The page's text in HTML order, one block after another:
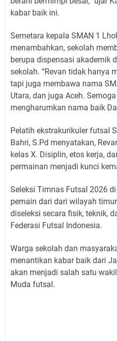
kabar baik ini.
Semetara kepala SMAN 1
menambahkan, sekolah
berupa dispensasi akademik
sekolah. “Revan tidak hanya
tapi juga membawa nama
Utara, dan juga Aceh.
mengharumkan nama baik
Pelatih ekstrakurikuler futsal
Bahri, S.Pd menyatakan,
kelas X. Disiplin, etos kerja,
permainan menjadi kunci
Seleksi Timnas Futsal 2026
pemain dari dari wilayah
diseleksi secara fisik, teknik,
Federasi Futsal Indonesia.
Warga sekolah dan
menantikan kabar baik dari
akan menjadi salah satu
Muda futsal.